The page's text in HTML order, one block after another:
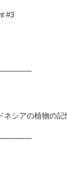
#3
シアの植物の記